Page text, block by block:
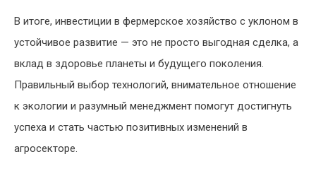
В итоге, инвестиции в фермерское хозяйство с уклоном в
устойчивое развитие — это не просто выгодная сделка, а
вклад в здоровье планеты и будущего поколения.
Правильный выбор технологий, внимательное отношение
к экологии и разумный менеджмент помогут достигнуть
успеха и стать частью позитивных изменений в
агросекторе.